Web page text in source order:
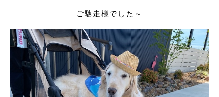
ご馳走様でした～